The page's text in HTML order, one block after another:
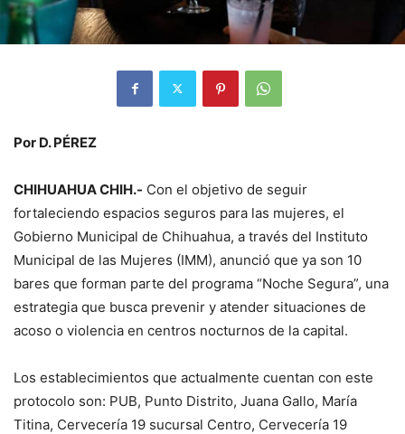
Por D. PÉREZ
CHIHUAHUA CHIH.- Con el objetivo de seguir
fortaleciendo espacios seguros para las mujeres, el
Gobierno Municipal de Chihuahua, a través del Instituto
Municipal de las Mujeres (IMM), anunció que ya son 10
bares que forman parte del programa “Noche Segura”, una
estrategia que busca prevenir y atender situaciones de
acoso o violencia en centros nocturnos de la capital.
Los establecimientos que actualmente cuentan con este
protocolo son: PUB, Punto Distrito, Juana Gallo, María
Titina, Cervecería 19 sucursal Centro, Cervecería 19